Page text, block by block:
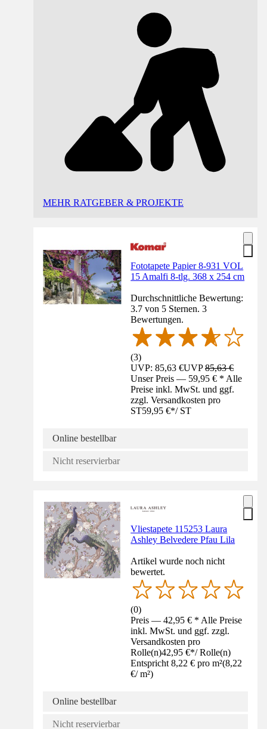
MEHR RATGEBER & PROJEKTE
Fototapete Papier 8-931 VOL
15 Amalfi 8-tlg. 368 x 254 cm
Durchschnittliche Bewertung:
3.7 von 5 Sternen. 3
Bewertungen.
(3)
UVP: 85,63 €UVP85,63 €
Unser Preis — 59,95 € * Alle
Preise inkl. MwSt. und ggf.
zzgl. Versandkosten pro
ST59,95 €*/ ST
Online bestellbar
Nicht reservierbar
Vliestapete 115253 Laura
Ashley Belvedere Pfau Lila
Artikel wurde noch nicht
bewertet.
(0)
Preis — 42,95 € * Alle Preise
inkl. MwSt. und ggf. zzgl.
Versandkosten pro
Rolle(n)42,95 €*/ Rolle(n)
Entspricht 8,22 € pro m²(8,22
€/ m²)
Online bestellbar
Nicht reservierbar